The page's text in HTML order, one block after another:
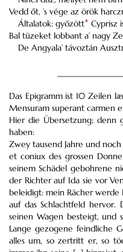
Vedd őt, ’s vége az örök
Általatok: győzött* Cyprisz
Bal tüzeket lobbant a’ nagy
De Angyala’ távoztán
Das Epigramm ist 10 Zeilen
Mensuram superant carmen
Hier die Übersetzung; denn
haben:
Zwey tausend Jahre und
et coniux des grossen
seinem Schädel gebohrene
der Richter auf Ida sie vor
beleidigt: mein Rächer werde
auf das Schlachtfeld
seinen Wagen besteigt,
Lange gezogene feindliche
alles um, so zertritt er, so